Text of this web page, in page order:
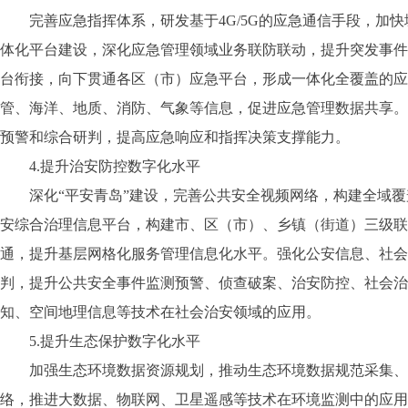
完善应急指挥体系，研发基于4G/5G的应急通信手段，加快
体化平台建设，深化应急管理领域业务联防联动，提升突发事
台衔接，向下贯通各区（市）应急平台，形成一体化全覆盖的
管、海洋、地质、消防、气象等信息，促进应急管理数据共享
预警和综合研判，提高应急响应和指挥决策支撑能力。
4.提升治安防控数字化水平
深化“平安青岛”建设，完善公共安全视频网络，构建全域覆
安综合治理信息平台，构建市、区（市）、乡镇（街道）三级
通，提升基层网格化服务管理信息化水平。强化公安信息、社
判，提升公共安全事件监测预警、侦查破案、治安防控、社会
知、空间地理信息等技术在社会治安领域的应用。
5.提升生态保护数字化水平
加强生态环境数据资源规划，推动生态环境数据规范采集、
络，推进大数据、物联网、卫星遥感等技术在环境监测中的应